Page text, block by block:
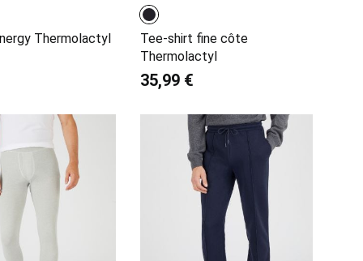
Thermolactyl
Tee-shirt fine côte
Thermolactyl
35,99 €